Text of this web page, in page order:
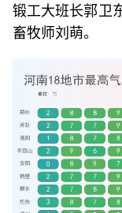
锻工大班长郭卫
畜牧师刘萌。